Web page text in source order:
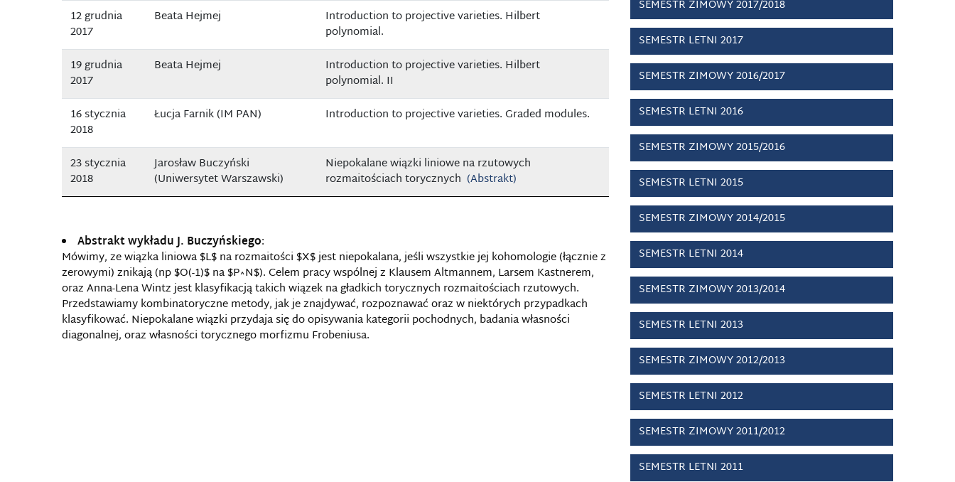
12 grudnia
2017
Beata Hejmej
Introduction to projective varieties. Hilbert
polynomial.
19 grudnia
2017
Beata Hejmej
Introduction to projective varieties. Hilbert
polynomial. II
16 stycznia
2018
Łucja Farnik (IM PAN) Introduction to projective varieties. Graded modules.
23 stycznia
2018
Jarosław Buczyński
(Uniwersytet Warszawski)
Niepokalane wiązki liniowe na rzutowych
rozmaitościach torycznych (Abstrakt)
Abstrakt wykładu J. Buczyńskiego:
Mówimy, ze wiązka liniowa $L$ na rozmaitości $X$ jest niepokalana, jeśli wszystkie jej kohomologie (łącznie z
zerowymi) znikają (np $O(-1)$ na $P^N$). Celem pracy wspólnej z Klausem Altmannem, Larsem Kastnerem,
oraz Anna-Lena Wintz jest klasyfikacją takich wiązek na gładkich torycznych rozmaitościach rzutowych.
Przedstawiamy kombinatoryczne metody, jak je znajdywać, rozpoznawać oraz w niektórych przypadkach
klasyfikować. Niepokalane wiązki przydaja się do opisywania kategorii pochodnych, badania własności
diagonalnej, oraz własności torycznego morfizmu Frobeniusa.
SEMESTR ZIMOWY 2017/2018
SEMESTR LETNI 2017
SEMESTR ZIMOWY 2016/2017
SEMESTR LETNI 2016
SEMESTR ZIMOWY 2015/2016
SEMESTR LETNI 2015
SEMESTR ZIMOWY 2014/2015
SEMESTR LETNI 2014
SEMESTR ZIMOWY 2013/2014
SEMESTR LETNI 2013
SEMESTR ZIMOWY 2012/2013
SEMESTR LETNI 2012
SEMESTR ZIMOWY 2011/2012
SEMESTR LETNI 2011